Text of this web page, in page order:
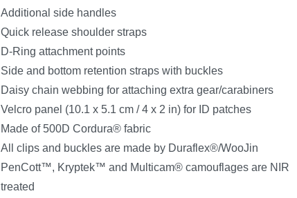
Additional side handles
Quick release shoulder straps
D-Ring attachment points
Side and bottom retention straps with buckles
Daisy chain webbing for attaching extra gear/carabiners
Velcro panel (10.1 x 5.1 cm / 4 x 2 in) for ID patches
Made of 500D Cordura® fabric
All clips and buckles are made by Duraflex®/WooJin
PenCott™, Kryptek™ and Multicam® camouflages are NIR
treated